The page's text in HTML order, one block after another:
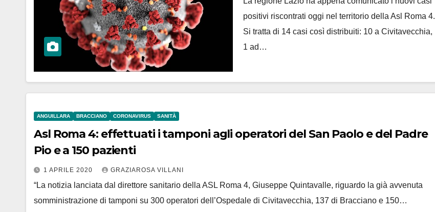
positivi riscontrati oggi nel territorio della Asl Roma 4.
Si tratta di 14 casi così distribuiti: 10 a Civitavecchia,
1 ad…
ANGUILLARA BRACCIANO CORONAVIRUS SANITÀ
Asl Roma 4: effettuati i tamponi agli operatori del San Paolo e del Padre
Pio e a 150 pazienti
1 APRILE 2020 GRAZIAROSA VILLANI
“La notizia lanciata dal direttore sanitario della ASL Roma 4, Giuseppe Quintavalle, riguardo la già avvenuta
somministrazione di tamponi su 300 operatori dell’Ospedale di Civitavecchia, 137 di Bracciano e 150…